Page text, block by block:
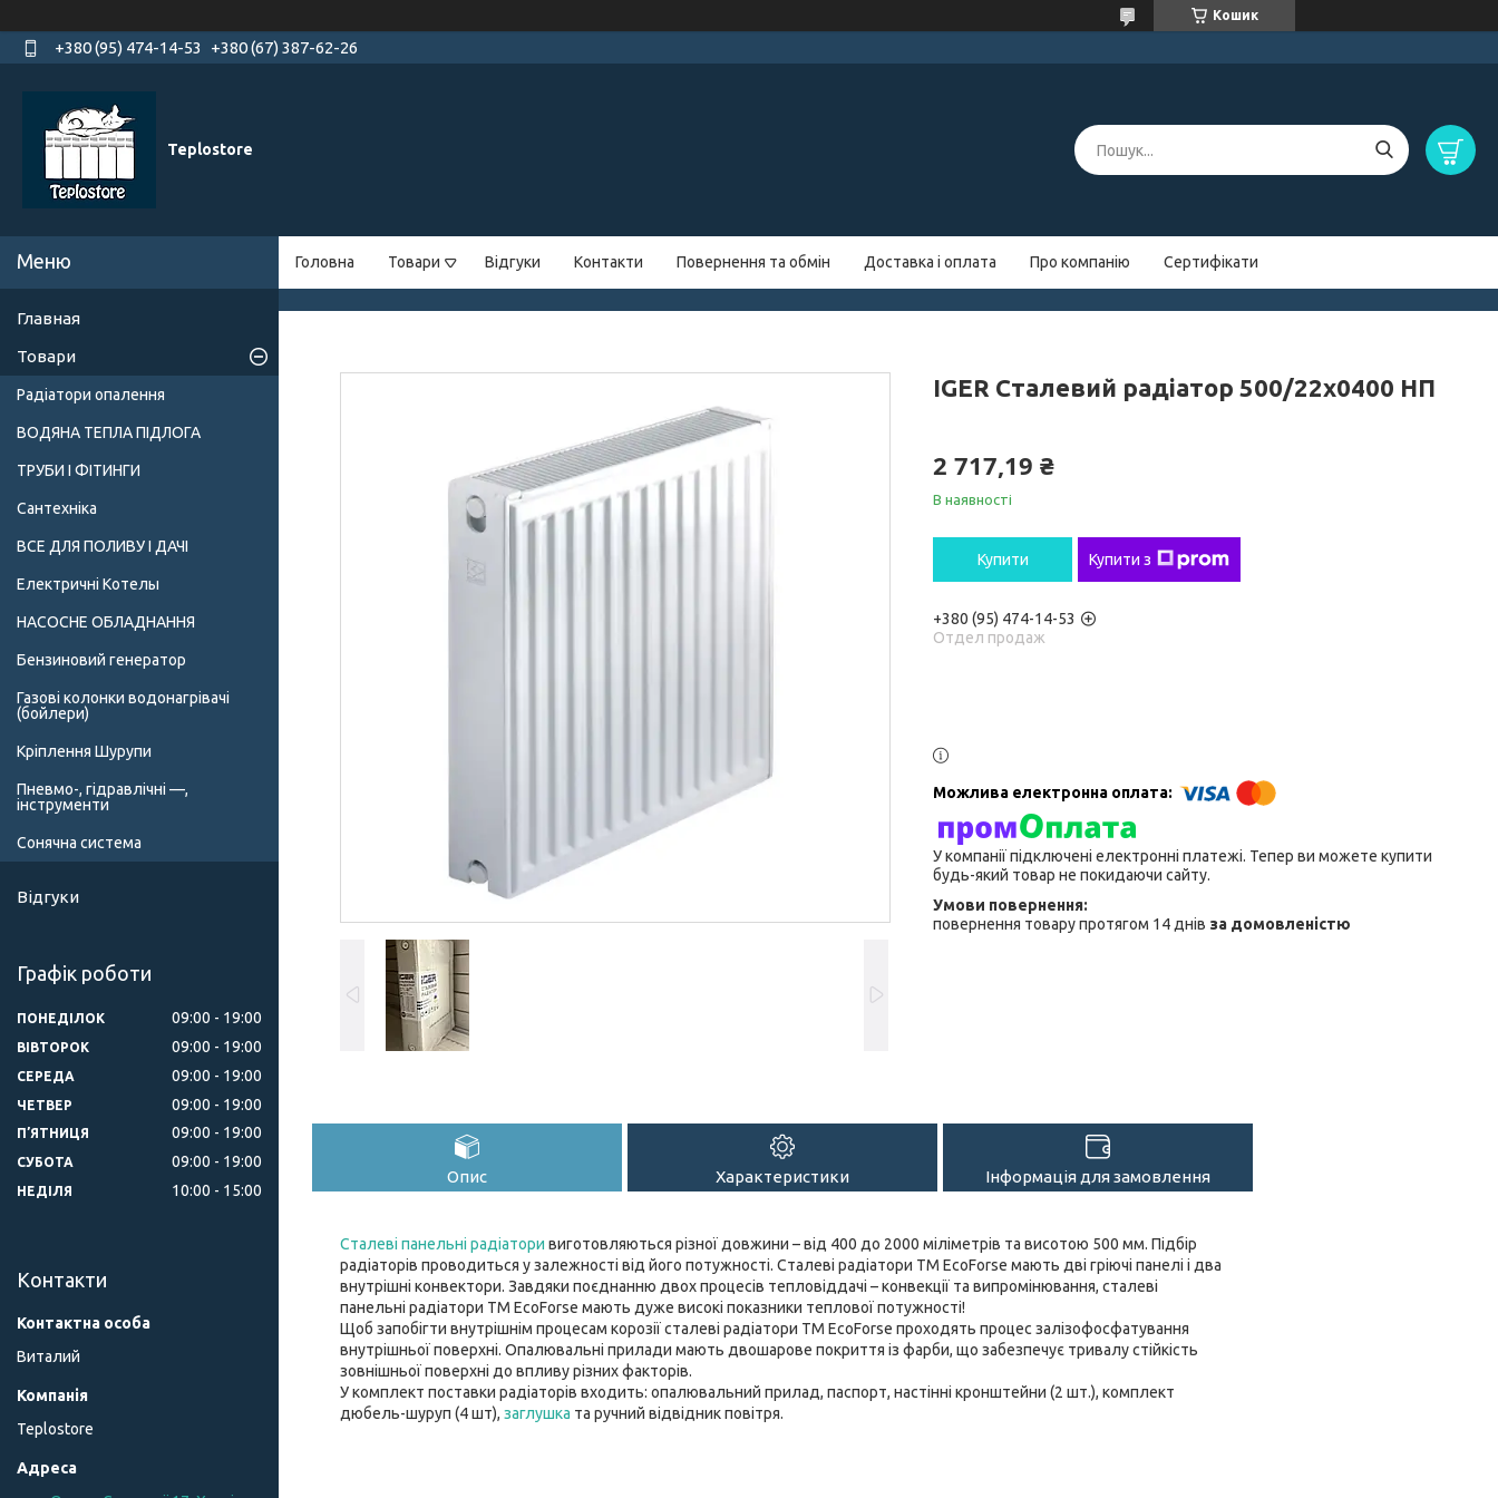
Кошик
+380 (95) 474-14-53 +380 (67) 387-62-26
Teplostore
Головна Товари Відгуки Контакти Повернення та обмін Доставка і оплата Про компанію Сертифікати
IGER Сталевий радіатор 500/22х0400 НП
2 717,19 ₴
В наявності
Купити Купити з
+380 (95) 474-14-53
Отдел продаж
У компанії підключені електронні платежі. Тепер ви можете купити
будь-який товар не покидаючи сайту.
повернення товару протягом 14 днів за домовленістю
Опис Характеристики Інформація для замовлення
Сталеві панельні радіатори виготовляються різної довжини – від 400 до 2000 міліметрів та висотою 500 мм. Підбір
радіаторів проводиться у залежності від його потужності. Сталеві радіатори ТМ EcoForse мають дві гріючі панелі і два
внутрішні конвектори. Завдяки поєднанню двох процесів тепловіддачі – конвекції та випромінювання, сталеві
панельні радіатори ТМ EcoForse мають дуже високі показники теплової потужності!
Щоб запобігти внутрішнім процесам корозії сталеві радіатори ТМ EcoForse проходять процес залізофосфатування
внутрішньої поверхні. Опалювальні прилади мають двошарове покриття із фарби, що забезпечує тривалу стійкість
зовнішньої поверхні до впливу різних факторів.
У комплект поставки радіаторів входить: опалювальний прилад, паспорт, настінні кронштейни (2 шт.), комплект
дюбель-шуруп (4 шт), заглушка та ручний відвідник повітря.
Главная
Товари
Радіатори опалення
ВОДЯНА ТЕПЛА ПІДЛОГА
ТРУБИ І ФІТИНГИ
Сантехніка
ВСЕ ДЛЯ ПОЛИВУ І ДАЧІ
Електричні Котелы
НАСОСНЕ ОБЛАДНАННЯ
Бензиновий генератор
Газові колонки водонагрівачі
(бойлери)
Кріплення Шурупи
Пневмо-, гідравлічні —,
інструменти
Сонячна система
Відгуки
Графік роботи
ПОНЕДІЛОК 09:00 19:00
ВІВТОРОК 09:00 19:00
СЕРЕДА 09:00 19:00
ЧЕТВЕР 09:00 19:00
ПʼЯТНИЦЯ 09:00 19:00
СУБОТА 09:00 19:00
НЕДІЛЯ 10:00 15:00
Контакти
Виталий
Teplostore